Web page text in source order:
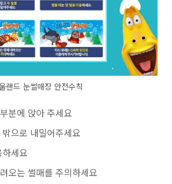
랜드 눈썰매장 안전수칙
분에 앉아 주세요
으로 내밀어주세요
세요
오는 썰매를 주의하세요